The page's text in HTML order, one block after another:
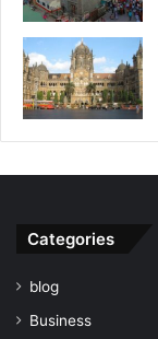
Categories
blog
Business